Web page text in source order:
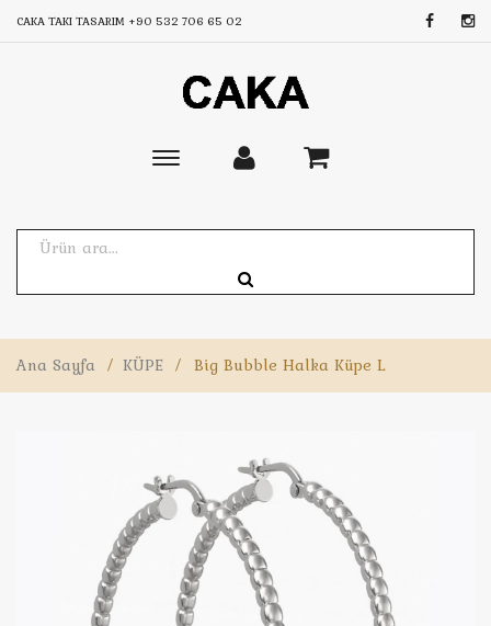
CAKA TAKI TASARIM +90 532 706 65 02
Toggle
Ana Sayfa / KÜPE / Big Bubble Halka Küpe L